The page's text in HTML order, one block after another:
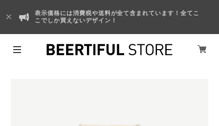
表示価格には消費税や送料が全て含まれています！全てこ
こでしか買えないデザイン！